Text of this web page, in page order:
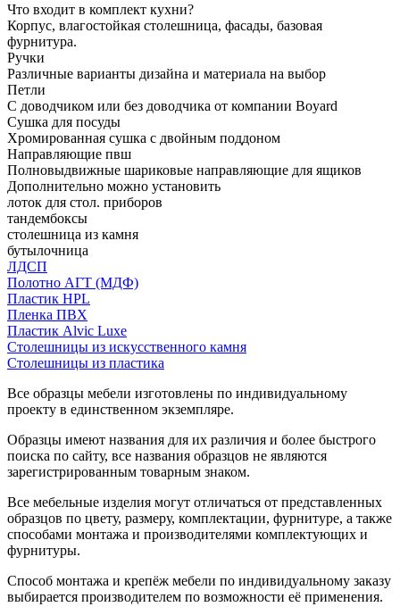
Что входит в комплект кухни?
Корпус, влагостойкая столешница, фасады, базовая
фурнитура.
Ручки
Различные варианты дизайна и материала на выбор
Петли
С доводчиком или без доводчика от компании Boyard
Сушка для посуды
Хромированная сушка с двойным поддоном
Направляющие пвш
Полновыдвижные шариковые направляющие для ящиков
Дополнительно можно установить
лоток для стол. приборов
тандембоксы
столешница из камня
бутылочница
ЛДСП
Полотно АГТ (МДФ)
Пластик HPL
Пленка ПВХ
Пластик Alvic Luxe
Столешницы из искусственного камня
Столешницы из пластика
Все образцы мебели изготовлены по индивидуальному
проекту в единственном экземпляре.
Образцы имеют названия для их различия и более быстрого
поиска по сайту, все названия образцов не являются
зарегистрированным товарным знаком.
Все мебельные изделия могут отличаться от представленных
образцов по цвету, размеру, комплектации, фурнитуре, а также
способами монтажа и производителями комплектующих и
фурнитуры.
Способ монтажа и крепёж мебели по индивидуальному заказу
выбирается производителем по возможности её применения.